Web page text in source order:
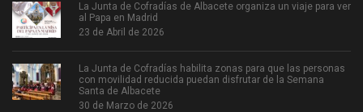
La Junta de Cofradías de Albacete organiza un viaje para ver
al Papa en Madrid
23 de Abril de 2026
La Junta de Cofradías habilita zonas para que las personas
con movilidad reducida puedan disfrutar de la Semana
Santa de Albacete
30 de Marzo de 2026